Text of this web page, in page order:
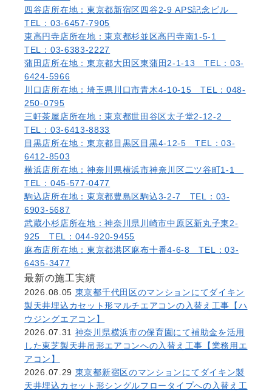
四谷店所在地：東京都新宿区四谷2-9 APS記念ビル
TEL：03-6457-7905
東高円寺店所在地：東京都杉並区高円寺南1-5-1
TEL：03-6383-2227
蒲田店所在地：東京都大田区東蒲田2-1-13 TEL：03-
6424-5966
川口店所在地：埼玉県川口市青木4-10-15 TEL：048-
250-0795
三軒茶屋店所在地：東京都世田谷区太子堂2-12-2
TEL：03-6413-8833
目黒店所在地：東京都目黒区目黒4-12-5 TEL：03-
6412-8503
横浜店所在地：神奈川県横浜市神奈川区二ツ谷町1-1
TEL：045-577-0477
駒込店所在地：東京都豊島区駒込3-2-7 TEL：03-
6903-5687
武蔵小杉店所在地：神奈川県川崎市中原区新丸子東2-
925 TEL：044-920-9455
麻布店所在地：東京都港区麻布十番4-6-8 TEL：03-
6435-3477
最新の施工実績
2026.08.05 東京都千代田区のマンションにてダイキン
製天井埋込カセット形マルチエアコンの入替え工事【ハ
ウジングエアコン】
2026.07.31 神奈川県横浜市の保育園にて補助金を活用
した東芝製天井吊形エアコンへの入替え工事【業務用エ
アコン】
2026.07.29 東京都新宿区のマンションにてダイキン製
天井埋込カセット形シングルフロータイプへの入替え工